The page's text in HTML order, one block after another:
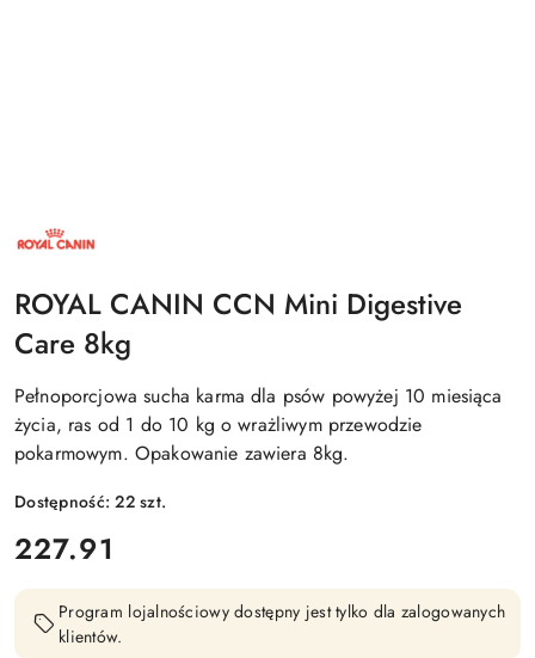
NAZWA
PRODUCENTA:
ROYAL CANIN CCN Mini Digestive
Care 8kg
Pełnoporcjowa sucha karma dla psów powyżej 10 miesiąca
życia, ras od 1 do 10 kg o wrażliwym przewodzie
pokarmowym. Opakowanie zawiera 8kg.
Dostępność:22szt.
cena:
227.91
Program lojalnościowy dostępny jest tylko dla zalogowanych
klientów.